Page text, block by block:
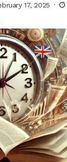
17, 2025